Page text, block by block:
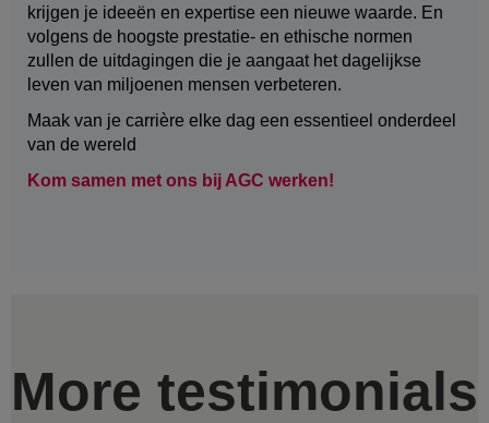
krijgen je ideeën en expertise een nieuwe waarde. En
volgens de hoogste prestatie- en ethische normen
zullen de uitdagingen die je aangaat het dagelijkse
leven van miljoenen mensen verbeteren.
Maak van je carrière elke dag een essentieel onderdeel
van de wereld
Kom samen met ons bij AGC werken!
More testimonials